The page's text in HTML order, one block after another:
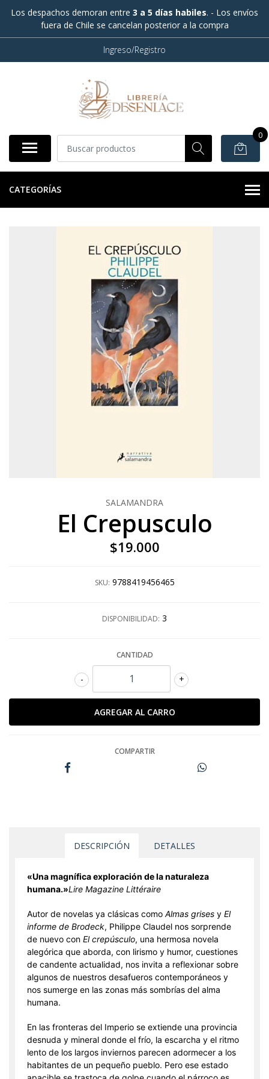
Los despachos demoran entre 3 a 5 días habiles. - Los envíos
fuera de Chile se cancelan posterior a la compra
Ingreso/Registro
0
CATEGORÍAS
SALAMANDRA
El Crepusculo
$19.000
SKU: 9788419456465
DISPONIBILIDAD: 3
CANTIDAD
+
-
COMPARTIR
DESCRIPCIÓN DETALLES
«Una magnífica exploración de la naturaleza
humana.»Lire Magazine Littéraire
Autor de novelas ya clásicas como Almas grises y El
informe de Brodeck, Philippe Claudel nos sorprende
de nuevo con El crepúsculo, una hermosa novela
alegórica que aborda, con lirismo y humor, cuestiones
de candente actualidad, nos invita a reflexionar sobre
algunos de nuestros desafueros contemporáneos y
nos sumerge en las zonas más sombrías del alma
humana.
En las fronteras del Imperio se extiende una provincia
desnuda y mineral donde el frío, la escarcha y el ritmo
lento de los largos inviernos parecen adormecer a los
habitantes de un pequeño pueblo. Pero ese estado